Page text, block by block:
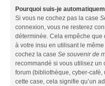
Pourquoi suis-je
Si vous ne cochez pas la case
connexion, vous ne resterez
déterminée. Cela empêche que
à votre insu en utilisant le
cochez la case Se souvenir de
recommandé si vous utilisez
forum (bibliothèque, cyber-café,
cette case, cela signifie qu’un